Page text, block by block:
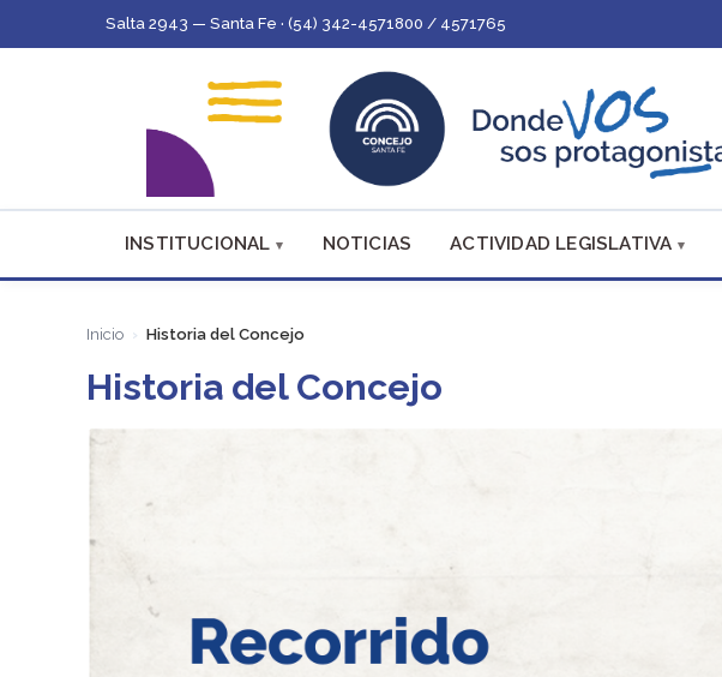
Salta 2943 — Santa Fe · (54) 342-4571800 / 4571765
INSTITUCIONAL NOTICIAS ACTIVIDAD LEGISLATIVA
Inicio Historia del Concejo
Historia del Concejo